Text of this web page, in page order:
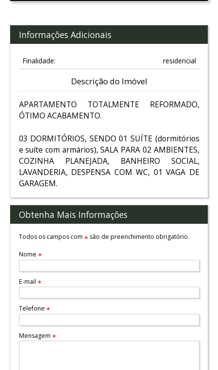
Informações Adicionais
Finalidade: residencial
Descrição do Imóvel
APARTAMENTO TOTALMENTE REFORMADO,
ÓTIMO ACABAMENTO.
03 DORMITÓRIOS, SENDO 01 SUÍTE (dormitórios
e suíte com armários), SALA PARA 02 AMBIENTES,
COZINHA PLANEJADA, BANHEIRO SOCIAL,
LAVANDERIA, DESPENSA COM WC, 01 VAGA DE
GARAGEM.
Obtenha Mais Informações
Todos os campos com *são de preenchimento obrigatório.
Nome *
E-mail *
Telefone *
Mensagem *